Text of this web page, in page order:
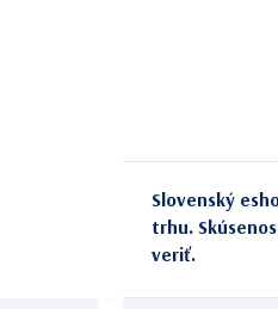
Slovenský
trhu.
veriť.